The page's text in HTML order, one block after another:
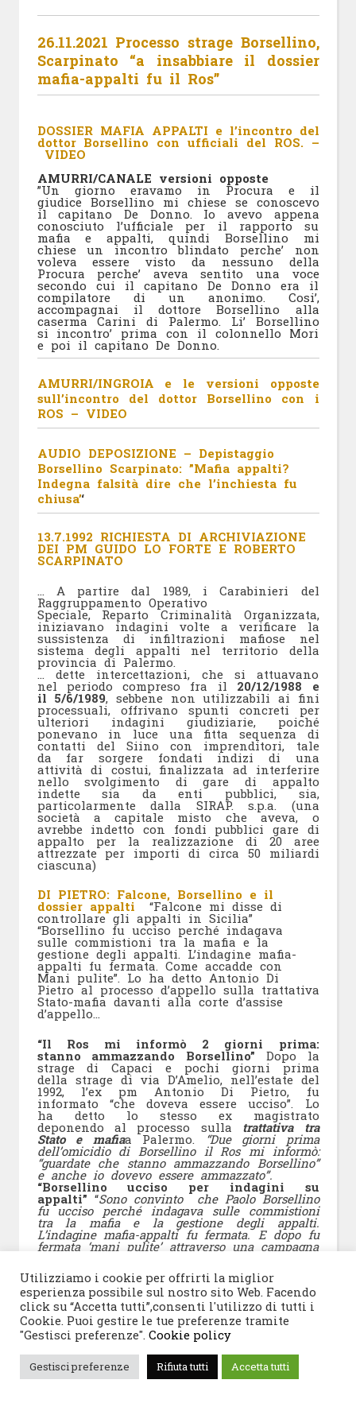
26.11.2021 Processo strage Borsellino,
Scarpinato “a insabbiare il dossier
mafia-appalti fu il Ros”
DOSSIER MAFIA APPALTI e l’incontro del
dottor Borsellino con ufficiali del ROS. –
VIDEO
AMURRI/CANALE versioni opposte
”Un giorno eravamo in Procura e il
giudice Borsellino mi chiese se conoscevo
il capitano De Donno. Io avevo appena
conosciuto l’ufficiale per il rapporto su
mafia e appalti, quindi Borsellino mi
chiese un incontro blindato perche’ non
voleva essere visto da nessuno della
Procura perche’ aveva sentito una voce
secondo cui il capitano De Donno era il
compilatore di un anonimo. Cosi’,
accompagnai il dottore Borsellino alla
caserma Carini di Palermo. Li’ Borsellino
si incontro’ prima con il colonnello Mori
e poi il capitano De Donno.
AMURRI/INGROIA e le versioni opposte
sull’incontro del dottor Borsellino con i
ROS – VIDEO
AUDIO DEPOSIZIONE – Depistaggio
Borsellino Scarpinato: ”Mafia appalti?
Indegna falsità dire che l’inchiesta fu
chiusa’‘
13.7.1992 RICHIESTA DI ARCHIVIAZIONE
DEI PM GUIDO LO FORTE E ROBERTO
SCARPINATO
… A partire dal 1989, i Carabinieri del
Raggruppamento Operativo
Speciale, Reparto Criminalità Organizzata,
iniziavano indagini volte a verificare la
sussistenza di infiltrazioni mafiose nel
sistema degli appalti nel territorio della
provincia di Palermo.
… dette intercettazioni, che si attuavano
nel periodo compreso fra il 20/12/1988 e
il 5/6/1989, sebbene non utilizzabili ai fini
processuali, offrivano spunti concreti per
ulteriori indagini giudiziarie, poiché
ponevano in luce una fitta sequenza di
contatti del Siino con imprenditori, tale
da far sorgere fondati indizi di una
attività di costui, finalizzata ad interferire
nello svolgimento di gare di appalto
indette sia da enti pubblici, sia,
particolarmente dalla SIRAP. s.p.a. (una
società a capitale misto che aveva, o
avrebbe indetto con fondi pubblici gare di
appalto per la realizzazione di 20 aree
attrezzate per importi di circa 50 miliardi
ciascuna)
DI PIETRO: Falcone, Borsellino e il
dossier appalti “Falcone mi disse di
controllare gli appalti in Sicilia”
“Borsellino fu ucciso perché indagava
sulle commistioni tra la mafia e la
gestione degli appalti. L’indagine mafia-
appalti fu fermata. Come accadde con
Mani pulite”. Lo ha detto Antonio Di
Pietro al processo d’appello sulla trattativa
Stato-mafia davanti alla corte d’assise
d’appello…
“Il Ros mi informò 2 giorni prima:
stanno ammazzando Borsellino” Dopo la
strage di Capaci e pochi giorni prima
della strage di via D’Amelio, nell’estate del
1992, l’ex pm Antonio Di Pietro, fu
informato “che doveva essere ucciso”. Lo
ha detto lo stesso ex magistrato
deponendo al processo sulla trattativa tra
Stato e mafiaa Palermo. “Due giorni prima
dell’omicidio di Borsellino il Ros mi informò:
“guardate che stanno ammazzando Borsellino”
e anche io dovevo essere ammazzato”.
“Borsellino ucciso per indagini su
appalti” “Sono convinto che Paolo Borsellino
fu ucciso perché indagava sulle commistioni
tra la mafia e la gestione degli appalti.
L’indagine mafia-appalti fu fermata. E dopo fu
fermata ‘mani pulite’ attraverso una campagna
danni ordita su input di politici specifici che
poi mi spinse a dimettermi dalla
magistratura”
ANTONIO DI PIETRO“Ero ai funerali di
Giovanni Falcone. Paolo Borsellino mi si
avvicinò e mi disse: Tonì, facciamo presto,
Utilizziamo i cookie per offrirti la miglior
esperienza possibile sul nostro sito Web. Facendo
click su “Accetta tutti”,consenti l'utilizzo di tutti i
Cookie. Puoi gestire le tue preferenze tramite
"Gestisci preferenze". Cookie policy
Gestisci preferenze Rifiuta tutti Accetta tutti